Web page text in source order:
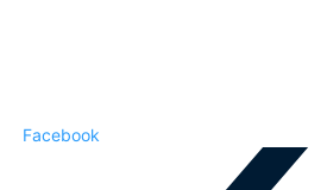
Facebook